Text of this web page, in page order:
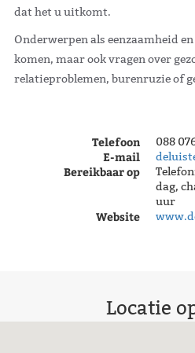
dat het u uitkomt.
Onderwerpen als eenzaamheid
komen, maar ook vragen over
relatieproblemen, burenruzie of
Telefoon 088
E-mail
Bereikbaar op
dag,
uur
Website
Locatie